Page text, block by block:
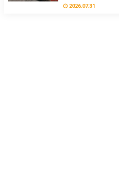
2026.07.31